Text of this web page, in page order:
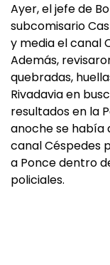
Ayer, el jefe de
subcomisario
y media el canal
Además,
quebradas,
Rivadavia en
resultados en la
anoche se había
canal Céspedes
a Ponce dentro
policiales.